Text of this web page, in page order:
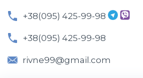
+38(095) 425-99-98
+38(095) 425-99-98
rivne99@gmail.com